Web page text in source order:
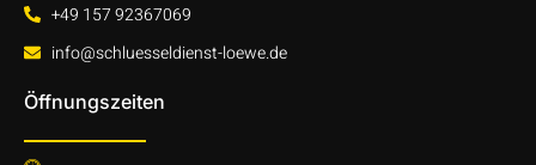
+49 157 92367069
info@schluesseldienst-loewe.de
Öffnungszeiten